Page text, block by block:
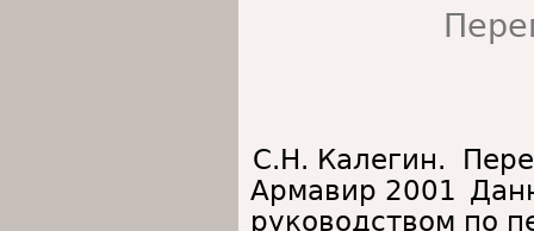
С.Н. Калегин.
Армавир 2001
руководством по